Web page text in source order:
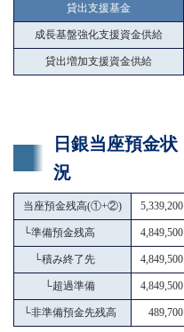
貸出支援基金
成長基盤強化支援資金供給
貸出増加支援資金供給
日銀当座預金状
況
当座預金残高(①+②) 5,339,200
└準備預金残高 4,849,500
└積み終了先 4,849,500
└超過準備 4,849,500
└非準備預金先残高 489,700